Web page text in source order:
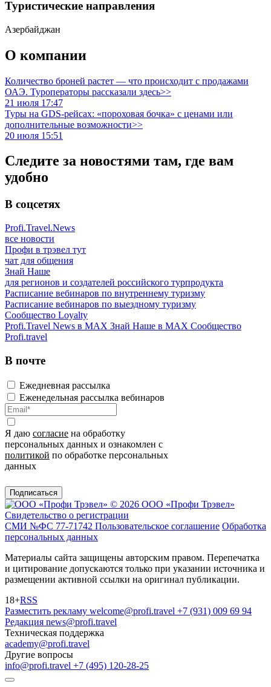
Туристическиe направления
Азербайджан
О компании
Количество броней растет — что происходит с продажами
ОАЭ. Туроператоры рассказали здесь>>
21 июля 17:47
Туры на GDS-рейсах: «пороховая бочка» с ценами или
дополнительные возможности>>
20 июля 15:51
Следите за новостями там, где вам
удобно
В соцсетях
Profi.Travel.News
все новости
Профи в трэвел тут
чат для общения
Знай Наше
для регионов и создателей российского турпродукта
Расписание вебинаров по внутреннему туризму
Расписание вебинаров по выездному туризму
Сообщество Loyalty
Profi.Travel News в MAX Знай Наше в MAX Сообщество
Profi.travel
В почте
Ежедневная рассылка
Еженедельная рассылка вебинаров
Я даю согласие на обработку
персональных данных и ознакомлен с
политикой по обработке персональных
данных
Подписаться
© 2026 ООО «Профи Трэвeл»
Свидетельство о регистрации
СМИ №ФС 77-71742 Пользовательское соглашение Обработка
персональных данных
Материалы сайта защищены авторским правом. Перепечатка
и цитирование допускаются только при указании источника и
размещении активной ссылки на оригинал публикации.
18+RSS
Разместить рекламу welcome@profi.travel +7 (931) 009 69 94
Редакция news@profi.travel
Техническая поддержка
academy@profi.travel
Другие вопросы
info@profi.travel +7 (495) 120-28-25